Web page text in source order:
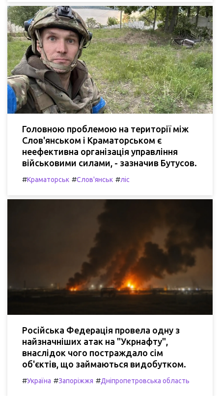
Головною проблемою на території між
Слов'янськом і Краматорськом є
неефективна організація управління
військовими силами, - зазначив Бутусов.
#Краматорськ #Слов'янськ #ліс
Російська Федерація провела одну з
найзначніших атак на "Укрнафту",
внаслідок чого постраждало сім
об'єктів, що займаються видобутком.
#Україна #Запоріжжя #Дніпропетровська область